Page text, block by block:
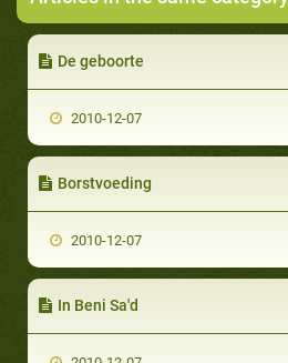
De geboorte
2010-12-07
Borstvoeding
2010-12-07
In Beni Sa'd